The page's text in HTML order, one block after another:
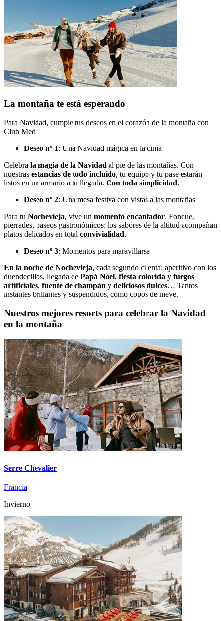
La montaña te está esperando
Para Navidad, cumple tus deseos en el corazón de la montaña con
Club Med
Deseo nº 1: Una Navidad mágica en la cima
Celebra la magia de la Navidad al pie de las montañas. Con
nuestras estancias de todo incluido, tu equipo y tu pase estarán
listos en un armario a tu llegada. Con toda simplicidad.
Deseo nº 2: Una mesa festiva con vistas a las montañas
Para tu Nochevieja, vive un momento encantador. Fondue,
pierrades, paseos gastronómicos: los sabores de la altitud acompañan
platos delicados en total convivialidad.
Deseo nº 3: Momentos para maravillarse
En la noche de Nochevieja, cada segundo cuenta: aperitivo con los
duendecillos, llegada de Papá Noel, fiesta colorida y fuegos
artificiales, fuente de champán y deliciosos dulces… Tantos
instantes brillantes y suspendidos, como copos de nieve.
Nuestros mejores resorts para celebrar la Navidad
en la montaña
Serre Chevalier
Francia
Invierno